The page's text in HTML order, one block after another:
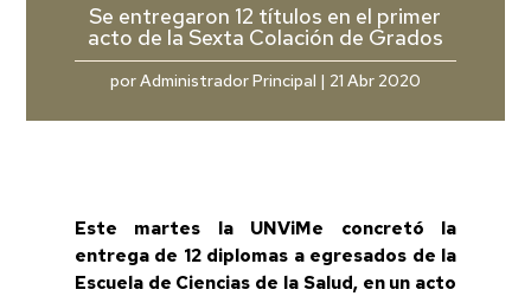
Se entregaron 12 títulos en el primer
acto de la Sexta Colación de Grados
porAdministrador Principal | 21 Abr 2020
Este martes la UNViMe concretó la
entrega de 12 diplomas a egresados de la
Escuela de Ciencias de la Salud, en un acto